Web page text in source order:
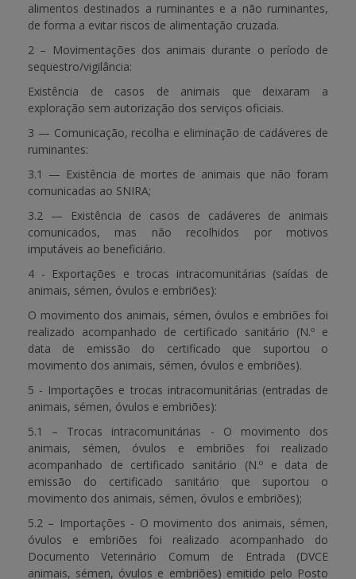
alimentos destinados a ruminantes e a não ruminantes,
de forma a evitar riscos de alimentação cruzada.
2 – Movimentações dos animais durante o período de
sequestro/vigilância:
Existência de casos de animais que deixaram a
exploração sem autorização dos serviços oficiais.
3 — Comunicação, recolha e eliminação de cadáveres de
ruminantes:
3.1 — Existência de mortes de animais que não foram
comunicadas ao SNIRA;
3.2 — Existência de casos de cadáveres de animais
comunicados, mas não recolhidos por motivos
imputáveis ao beneficiário.
4 - Exportações e trocas intracomunitárias (saídas de
animais, sémen, óvulos e embriões):
O movimento dos animais, sémen, óvulos e embriões foi
realizado acompanhado de certificado sanitário (N.º e
data de emissão do certificado que suportou o
movimento dos animais, sémen, óvulos e embriões).
5 - Importações e trocas intracomunitárias (entradas de
animais, sémen, óvulos e embriões):
5.1 – Trocas intracomunitárias - O movimento dos
animais, sémen, óvulos e embriões foi realizado
acompanhado de certificado sanitário (N.º e data de
emissão do certificado sanitário que suportou o
movimento dos animais, sémen, óvulos e embriões);
5.2 – Importações - O movimento dos animais, sémen,
óvulos e embriões foi realizado acompanhado do
Documento Veterinário Comum de Entrada (DVCE
animais, sémen, óvulos e embriões) emitido pelo Posto